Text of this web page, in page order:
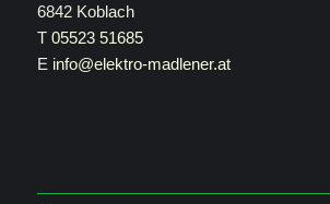
6842 Koblach
T 05523 51685
E info@elektro-madlener.at